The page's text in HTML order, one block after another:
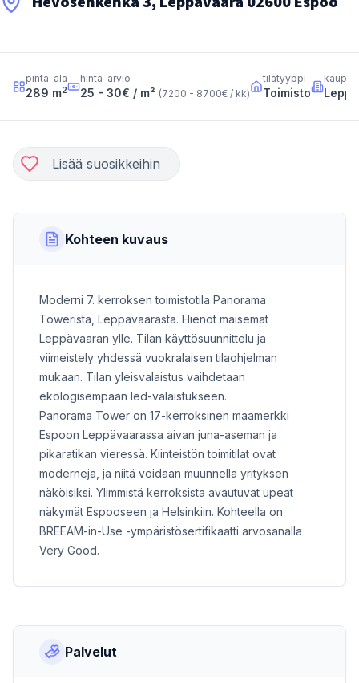
pinta-ala
289 m2
hinta-arvio
25 - 30€ / m² (7200 - 8700€ / kk)
tilatyyppi
Toimisto
Lisää suosikkeihin
Kohteen kuvaus
Moderni 7. kerroksen toimistotila Panorama
Towerista, Leppävaarasta. Hienot maisemat
Leppävaaran ylle. Tilan käyttösuunnittelu ja
viimeistely yhdessä vuokralaisen tilaohjelman
mukaan. Tilan yleisvalaistus vaihdetaan
ekologisempaan led-valaistukseen.
Panorama Tower on 17-kerroksinen maamerkki
Espoon Leppävaarassa aivan juna-aseman ja
pikaratikan vieressä. Kiinteistön toimitilat ovat
moderneja, ja niitä voidaan muunnella yrityksen
näköisiksi. Ylimmistä kerroksista avautuvat upeat
näkymät Espooseen ja Helsinkiin. Kohteella on
BREEAM-in-Use -ympäristösertifikaatti arvosanalla
Very Good.
Palvelut